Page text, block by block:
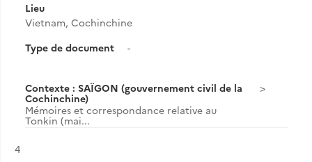
Lieu
Vietnam, Cochinchine
Type de document
-
Contexte : SAÏGON (gouvernement civil de la
Cochinchine)
Mémoires et correspondance relative au
Tonkin (mai...
Résultat n°
4